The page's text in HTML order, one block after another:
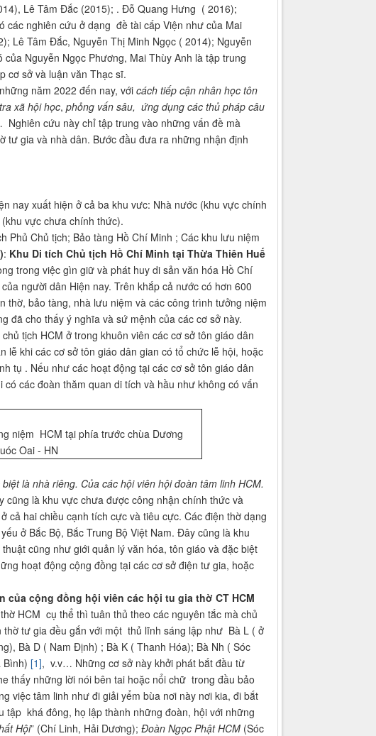
Lê Tâm Đắc (2015); . Đỗ Quang Hưng ( 2016);
các nghiên cứu ở dạng đề tài cấp Viện như của Mai
Lê Tâm Đắc, Nguyễn Thị Minh Ngọc ( 2014); Nguyễn
Nguyễn Ngọc Phương, Mai Thùy Anh là tập trung
cơ sở và luận văn Thạc sĩ.
năm 2022 đến nay, vớicách tiếp cận nhân học tôn
xã hội học, phỏng vấn sâu, ứng dụng các thủ pháp câu
cứu này chỉ tập trung vào những vấn đề mà
tư gia và nhà dân. Bước đầu đưa ra những nhận định
xuất hiện ở cả ba khu vưc: Nhà nước (khu vực chính
vực chưa chính thức).
Phủ Chủ tịch; Bảo tàng Hồ Chí Minh ; Các khu lưu niệm
: Khu Di tích Chủ tịch Hồ Chí Minh tại Thừa Thiên Huế
trong việc gìn giữ và phát huy di sản văn hóa Hồ Chí
người dân Hiện nay. Trên khắp cả nước có hơn 600
thờ, bảo tàng, nhà lưu niệm và các công trình tưởng niệm
đã cho thấy ý nghĩa và sứ mệnh của các cơ sở này.
tịch HCM ở trong khuôn viên các cơ sở tôn giáo dân
lễ khi các cơ sở tôn giáo dân gian có tổ chức lễ hội, hoặc
tụ . Nếu như các hoạt động tại các cơ sở tôn giáo dân
các đoàn thăm quan di tích và hầu như không có vấn
niệm HCM tại phía trước chùa Dương
Oai - HN
là nhà riêng. Của các hội viên hội đoàn tâm linh HCM.
là khu vực chưa được công nhận chính thức và
cả hai chiều cạnh tích cực và tiêu cực. Các điện thờ dạng
ở Bắc Bộ, Bắc Trung Bộ Việt Nam. Đây cũng là khu
cũng như giới quản lý văn hóa, tôn giáo và đặc biệt
hoạt động cộng đồng tại các cơ sở điện tư gia, hoặc
cộng đồng hội viên các hội tu gia thờ CT HCM
HCM cụ thể thì tuân thủ theo các nguyên tắc mà chủ
tư gia đều gắn với một thủ lĩnh sáng lập như Bà L ( ở
Bà D ( Nam Định) ; Bà K ( Thanh Hóa); Bà Nh ( Sóc
Bình) [1], v.v… Những cơ sở này khởi phát bắt đầu từ
thấy những lời nói bên tai hoặc nổi chữ trong đầu bảo
việc tâm linh như đi giải yểm bùa nơi này nơi kia, đi bắt
khá đông, họ lập thành những đoàn, hội với những
Hội” (Chí Linh, Hải Dương); Đoàn Ngọc Phật HCM(Sóc